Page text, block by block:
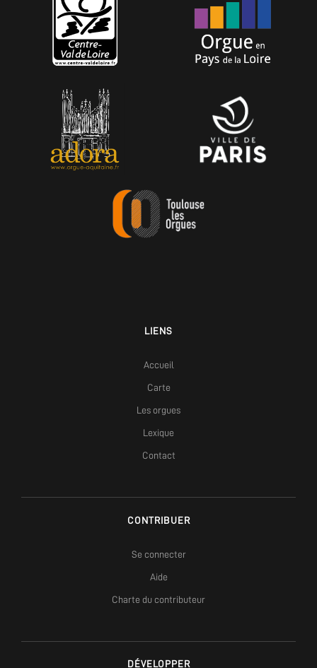
LIENS
Accueil
Carte
Les orgues
Lexique
Contact
CONTRIBUER
Se connecter
Aide
Charte du contributeur
DÉVELOPPER